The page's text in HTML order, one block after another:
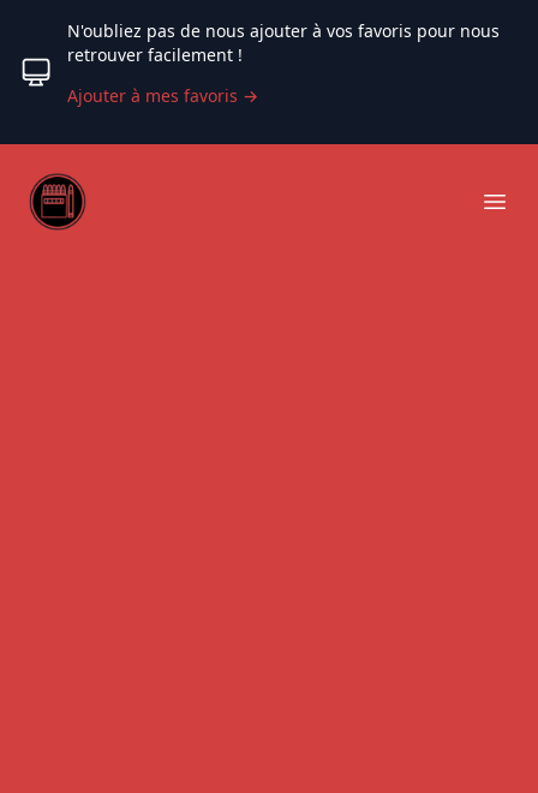
N'oubliez pas de nous ajouter à vos favoris pour nous
retrouver facilement !
Ajouter à mes favoris →
Web coloriage